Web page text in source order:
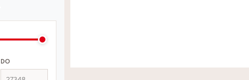
DO